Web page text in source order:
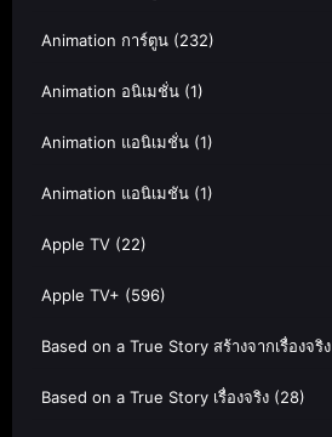
Animation การ์ตูน (232)
Animation อนิเมชั่น (1)
Animation แอนิเมชั่น (1)
Animation แอนิเมชัน (1)
Apple TV (22)
Apple TV+ (596)
Based on a True Story สร้างจากเรื่องจริง
Based on a True Story เรื่องจริง (28)